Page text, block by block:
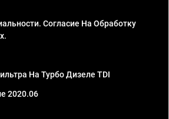
Согласие На Обработку
На Турбо Дизеле TDI
2020.06